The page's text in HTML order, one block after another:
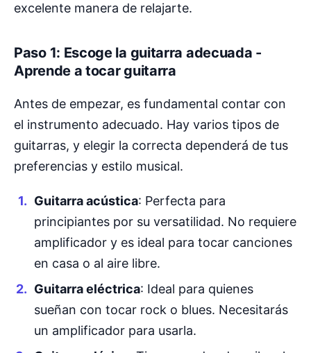
excelente manera de relajarte.
Paso 1: Escoge la guitarra adecuada -
Aprende a tocar guitarra
Antes de empezar, es fundamental contar con
el instrumento adecuado. Hay varios tipos de
guitarras, y elegir la correcta dependerá de tus
preferencias y estilo musical.
Guitarra acústica: Perfecta para
principiantes por su versatilidad. No requiere
amplificador y es ideal para tocar canciones
en casa o al aire libre.
Guitarra eléctrica: Ideal para quienes
sueñan con tocar rock o blues. Necesitarás
un amplificador para usarla.